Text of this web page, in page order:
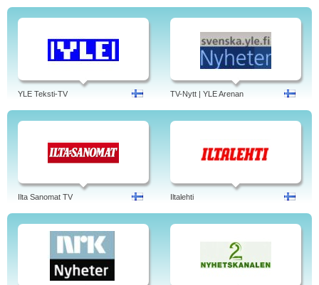
YLE Teksti-TV TV-Nytt | YLE Arenan
Ilta Sanomat TV Iltalehti